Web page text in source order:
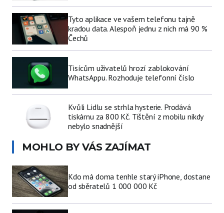
Tyto aplikace ve vašem telefonu tajně
kradou data. Alespoň jednu z nich má 90 %
Čechů
Tisícům uživatelů hrozí zablokování
WhatsAppu. Rozhoduje telefonní číslo
Kvůli Lidlu se strhla hysterie. Prodává
tiskárnu za 800 Kč. Tištění z mobilu nikdy
nebylo snadnější
MOHLO BY VÁS ZAJÍMAT
Kdo má doma tenhle starý iPhone, dostane
od sběratelů 1 000 000 Kč